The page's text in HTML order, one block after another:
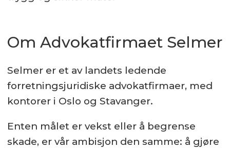
Om Advokatfirmaet Selmer
Selmer er et av landets ledende
forretningsjuridiske advokatfirmaer, med
kontorer i Oslo og Stavanger.
Enten målet er vekst eller å begrense
skade, er vår ambisjon den samme: å gjøre